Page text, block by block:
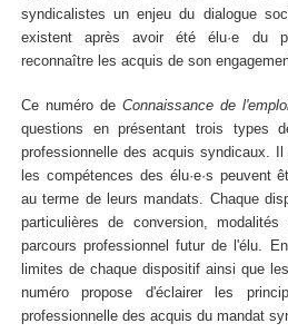
syndicalistes un enjeu du dialogue
existent après avoir été élu·e du
reconnaître les acquis de son
Ce numéro de Connaissance de
questions en présentant trois types
professionnelle des acquis syndicaux.
les compétences des élu·e·s peuvent
au terme de leurs mandats. Chaque
particulières de conversion,
parcours professionnel futur de l'élu.
limites de chaque dispositif ainsi que
numéro propose d'éclairer les
professionnelle des acquis du mandat